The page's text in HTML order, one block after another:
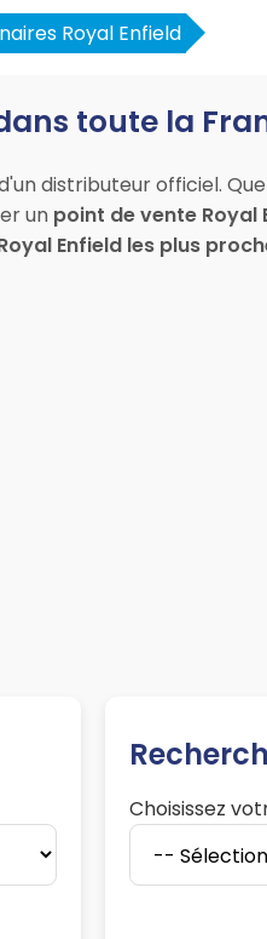
Royal Enfield
toute la
distributeur officiel.
un point de vente Royal
Enfield les plus
Choisissez